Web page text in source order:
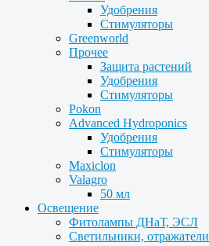
Удобрения
Стимуляторы
Greenworld
Прочее
Защита растений
Удобрения
Стимуляторы
Pokon
Advanced Hydroponics
Удобрения
Стимуляторы
Maxiclon
Valagro
50 мл
Освещение
Фитолампы ДНаТ, ЭСЛ
Светильники, отражатели